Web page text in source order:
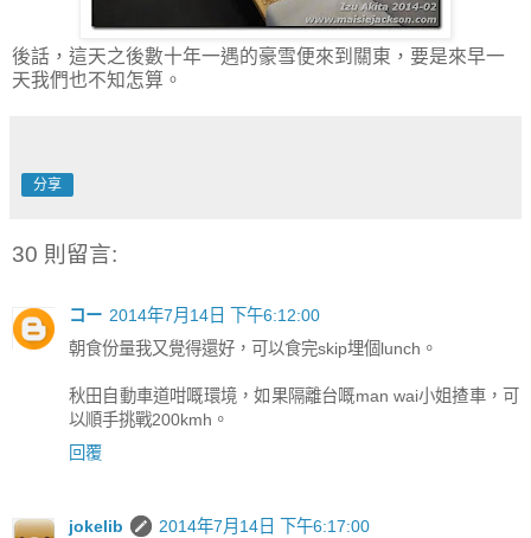
後話，這天之後數十年一遇的豪雪便來到關東，要是來早一
天我們也不知怎算。
分享
30 則留言:
コー 2014年7月14日 下午6:12:00
朝食份量我又覺得還好，可以食完skip埋個lunch。
秋田自動車道咁嘅環境，如果隔離台嘅man wai小姐揸車，可
以順手挑戰200kmh。
回覆
jokelib
2014年7月14日 下午6:17:00